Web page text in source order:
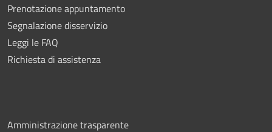
Prenotazione appuntamento
Segnalazione disservizio
Leggi le FAQ
Richiesta di assistenza
Amministrazione trasparente